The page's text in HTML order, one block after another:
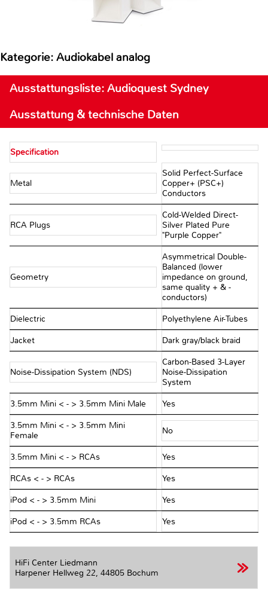
Kategorie: Audiokabel analog
Ausstattungsliste: Audioquest Sydney
Ausstattung & technische Daten
Specification
Metal
Solid Perfect-Surface
Copper+ (PSC+)
Conductors
RCA Plugs
Cold-Welded Direct-
Silver Plated Pure
"Purple Copper"
Geometry
Asymmetrical Double-
Balanced (lower
impedance on ground,
same quality + & -
conductors)
Dielectric Polyethylene Air-Tubes
Jacket Dark gray/black braid
Noise-Dissipation System (NDS)
Carbon-Based 3-Layer
Noise-Dissipation
System
3.5mm Mini < - > 3.5mm Mini Male Yes
3.5mm Mini < - > 3.5mm Mini
Female
No
3.5mm Mini < - > RCAs Yes
RCAs < - > RCAs Yes
iPod < - > 3.5mm Mini Yes
iPod < - > 3.5mm RCAs Yes
HiFi Center Liedmann
Harpener Hellweg 22, 44805 Bochum